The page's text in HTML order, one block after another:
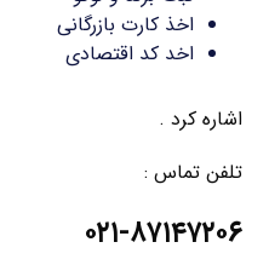
اخذ کارت بازرگانی
اخد کد اقتصادی
اشاره کرد .
تلفن تماس :
۰۲۱-۸۷۱۴۷۲۰۶